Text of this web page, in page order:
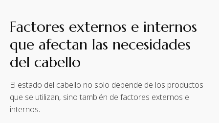
Factores externos e internos
que afectan las necesidades
del cabello
El estado del cabello no solo depende de los productos
que se utilizan, sino también de factores externos e
internos.